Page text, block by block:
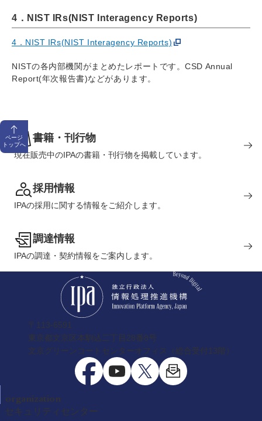
4．NIST IRs(NIST Interagency Reports)
4．NIST IRs(NIST Interagency Reports)
NISTの各内部機関がまとめたレポートです。CSD Annual
Report(年次報告書)などがあります。
ページ
トップへ
書籍・刊行物
現在販売中のIPAの書籍・刊行物を掲載しています。
採用情報
IPAの採用に関する情報をご紹介します。
調達情報
IPAの調達・契約情報をご案内します。
〒113-6591
東京都文京区本駒込二丁目28番8号
文京グリーンコートセンターオフィス（総合受付13階）
organization
セキュリティセンター